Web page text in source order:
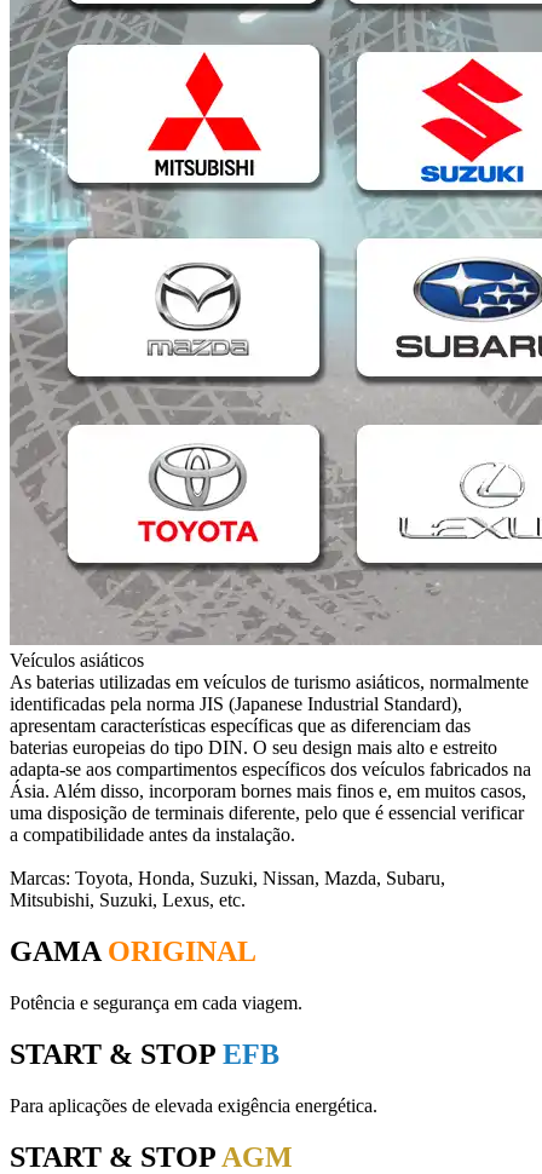
Veículos asiáticos
As baterias utilizadas em veículos de turismo asiáticos, normalmente
identificadas pela norma JIS (Japanese Industrial Standard),
apresentam características específicas que as diferenciam das
baterias europeias do tipo DIN. O seu design mais alto e estreito
adapta-se aos compartimentos específicos dos veículos fabricados na
Ásia. Além disso, incorporam bornes mais finos e, em muitos casos,
uma disposição de terminais diferente, pelo que é essencial verificar
a compatibilidade antes da instalação.
Marcas: Toyota, Honda, Suzuki, Nissan, Mazda, Subaru,
Mitsubishi, Suzuki, Lexus, etc.
GAMA ORIGINAL
Potência e segurança em cada viagem.
START & STOP EFB
Para aplicações de elevada exigência energética.
START & STOP AGM